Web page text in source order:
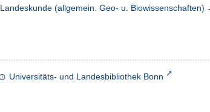
Landeskunde (allgemein. Geo- u. Biowissenschaften)
Universitäts- und Landesbibliothek Bonn